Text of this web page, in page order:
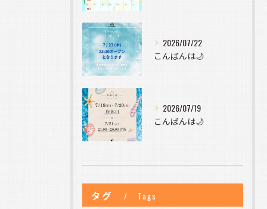
2026/07/22
こんばんは🌙
2026/07/19
こんばんは🌙
タグ Tags